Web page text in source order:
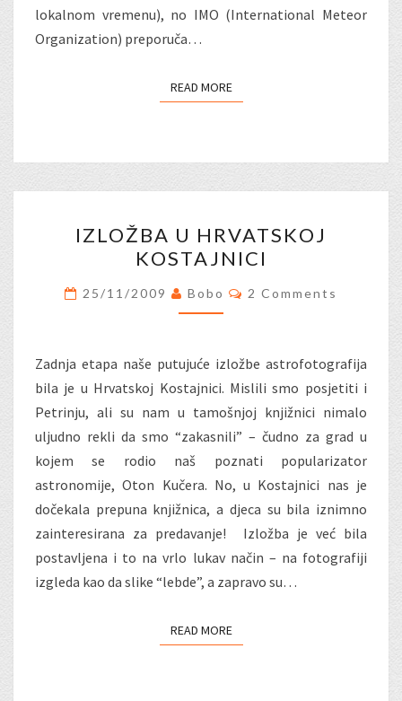
lokalnom vremenu), no IMO (International Meteor
Organization) preporuča…
READ MOREREAD MORE
U
HRVATSKOJ
KOSTAJNICI
IZLOŽBA U HRVATSKOJ
KOSTAJNICI
25/11/2009 Bobo Comments
2 Comments
Zadnja etapa naše putujuće izložbe astrofotografija
bila je u Hrvatskoj Kostajnici. Mislili smo posjetiti i
Petrinju, ali su nam u tamošnjoj knjižnici nimalo
uljudno rekli da smo “zakasnili” – čudno za grad u
kojem se rodio naš poznati popularizator
astronomije, Oton Kučera. No, u Kostajnici nas je
dočekala prepuna knjižnica, a djeca su bila iznimno
zainteresirana za predavanje! Izložba je već bila
postavljena i to na vrlo lukav način – na fotografiji
izgleda kao da slike “lebde”, a zapravo su…
READ MOREREAD MORE